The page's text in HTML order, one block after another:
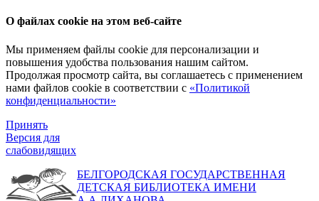
О файлах cookie на этом веб-сайте
Мы применяем файлы cookie для персонализации и
повышения удобства пользования нашим сайтом.
Продолжая просмотр сайта, вы соглашаетесь с применением
нами файлов cookie в соответствии с «Политикой
конфиденциальности»
Принять
Версия для
слабовидящих
БЕЛГОРОДСКАЯ ГОСУДАРСТВЕННАЯ
ДЕТСКАЯ БИБЛИОТЕКА ИМЕНИ